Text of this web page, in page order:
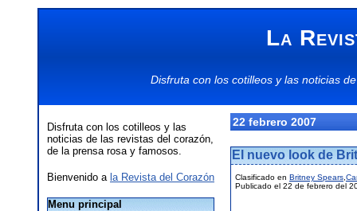
La
Disfruta con los cotilleosy las noticias
Disfruta con los cotilleos y las
noticias de las revistas del corazón,
de la prensa rosa y famosos.
Bienvenido a la Revista del Corazón
Menu principal
22 febrero 2007
El nuevo look de
Clasificado en Britney Spears
Publicado el 22 de febrero del